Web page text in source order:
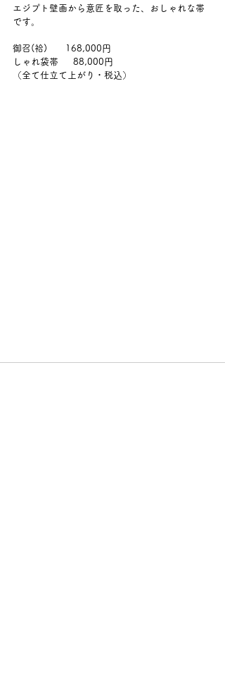
エジプト壁画から意匠を取った、おしゃれな帯
です。
御召(袷)　　168,000円
しゃれ袋帯　  88,000円
（全て仕立て上がり・税込）